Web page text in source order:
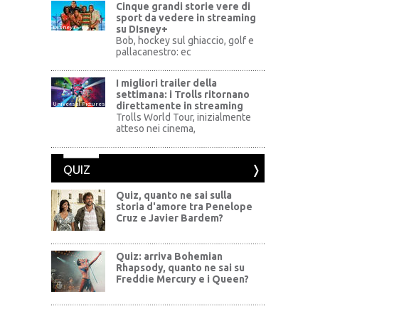
Disney+
Cinque grandi storie vere di
sport da vedere in streaming
su DIsney+
Bob, hockey sul ghiaccio, golf e
pallacanestro: ec
Universal Pictures
I migliori trailer della
settimana: i Trolls ritornano
direttamente in streaming
Trolls World Tour, inizialmente
atteso nei cinema,
QUIZ
Quiz, quanto ne sai sulla
storia d'amore tra Penelope
Cruz e Javier Bardem?
Quiz: arriva Bohemian
Rhapsody, quanto ne sai su
Freddie Mercury e i Queen?